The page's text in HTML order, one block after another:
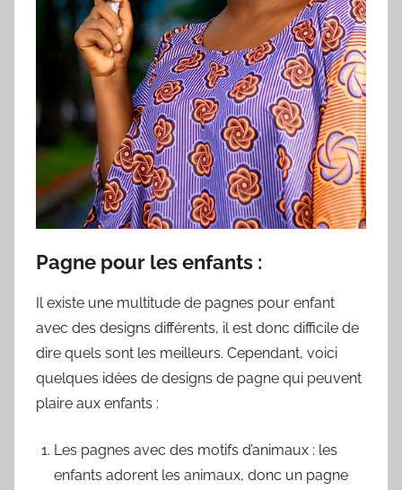
Pagne pour les enfants :
Il existe une multitude de pagnes pour enfant
avec des designs différents, il est donc difficile de
dire quels sont les meilleurs. Cependant, voici
quelques idées de designs de pagne qui peuvent
plaire aux enfants :
Les pagnes avec des motifs d’animaux : les
enfants adorent les animaux, donc un pagne